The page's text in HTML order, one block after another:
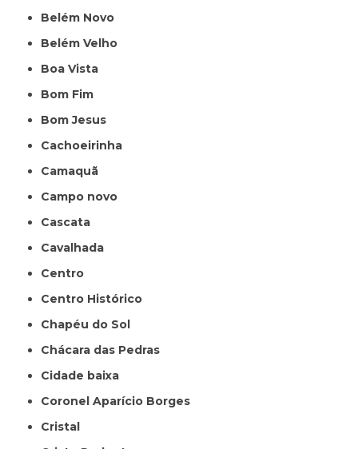
Belém Novo
Belém Velho
Boa Vista
Bom Fim
Bom Jesus
Cachoeirinha
Camaquã
Campo novo
Cascata
Cavalhada
Centro
Centro Histórico
Chapéu do Sol
Chácara das Pedras
Cidade baixa
Coronel Aparício Borges
Cristal